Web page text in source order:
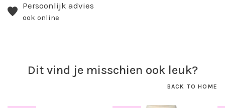
Persoonlijk advies
ook online
Dit vind je misschien ook leuk?
BACK TO HOME